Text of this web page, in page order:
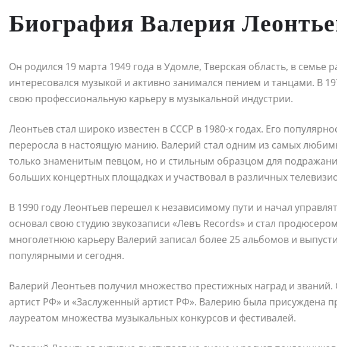
Биография Валерия
Он родился 19 марта 1949 года в Удомле, Тверская область, в семье
интересовался музыкой и активно занимался пением и танцами. В
свою профессиональную карьеру в музыкальной индустрии.
Леонтьев стал широко известен в СССР в 1980-х годах. Его
переросла в настоящую манию. Валерий стал одним из самых
только знаменитым певцом, но и стильным образцом для
больших концертных площадках и участвовал в различных
В 1990 году Леонтьев перешел к независимому пути и начал
основал свою студию звукозаписи «Левъ Records» и стал
многолетнюю карьеру Валерий записал более 25 альбомов и
популярными и сегодня.
Валерий Леонтьев получил множество престижных наград и
артист РФ» и «Заслуженный артист РФ». Валерию была присуждена
лауреатом множества музыкальных конкурсов и фестивалей.